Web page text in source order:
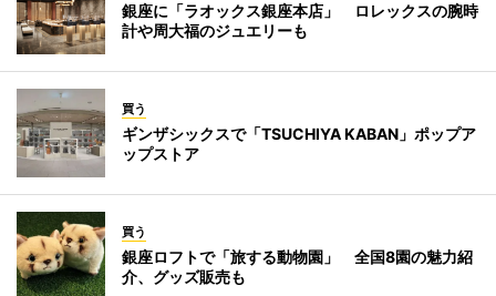
銀座に「ラオックス銀座本店」 ロレックスの腕時
計や周大福のジュエリーも
買う
ギンザシックスで「TSUCHIYA KABAN」ポップア
ップストア
買う
銀座ロフトで「旅する動物園」 全国8園の魅力紹
介、グッズ販売も